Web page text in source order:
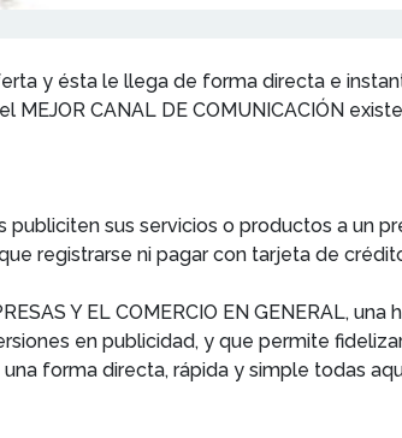
y ésta le llega de forma directa e
CANAL DE COMUNICACIÓN
publiciten sus servicios o productos a un
registrarse ni pagar con tarjeta de
Y EL COMERCIO EN GENERAL,
en publicidad, y que permite
forma directa, rápida y simple todas